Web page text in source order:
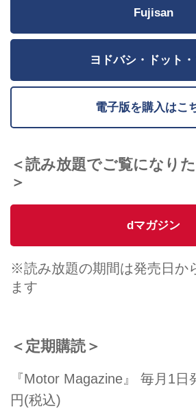
Fujisan
ヨドバシ・ドット
電子版を購入はこ
＜読み放題でご覧になり
＞
dマガジン
※読み放題の期間は発売日か
ます
＜定期購読＞
『Motor Magazine』 毎月1
円(税込)